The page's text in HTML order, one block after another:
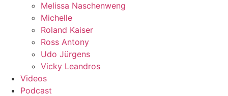
Melissa Naschenweng
Michelle
Roland Kaiser
Ross Antony
Udo Jürgens
Vicky Leandros
Videos
Podcast